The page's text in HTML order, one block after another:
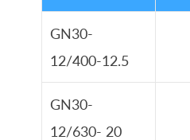
GN30-
12/400-12.5
GN30-
12/630- 20